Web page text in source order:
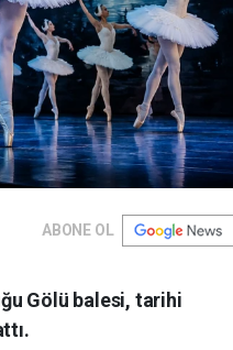
ABONE OL
Gölü balesi, tarihi